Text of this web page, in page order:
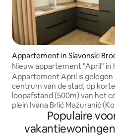
Appartement in Slavonski
Nieuw appartement "April" in
centrum, gratis parkeren
Appartement April is gelegen
centrum van de stad, op korte
loopafstand (500m) van het
plein Ivana Brlić Mažuranić
Nieuw appartement op de
van een nieuw gebouw in
modern interieur, en
Populaire